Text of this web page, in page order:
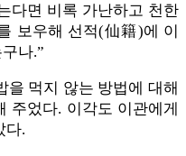
다면 비록 가난하고 천한
보우해 선적(仙籍)에 이
나.”
을 먹지 않는 방법에 대해
주었다. 이각도 이관에게
다.